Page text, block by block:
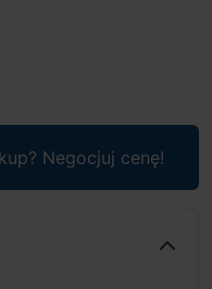
Negocjuj cenę!